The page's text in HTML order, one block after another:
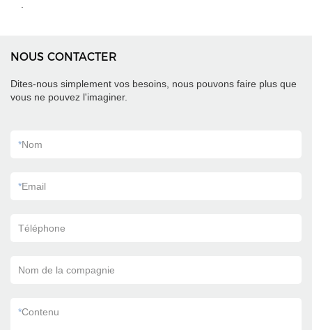
NOUS CONTACTER
Dites-nous simplement vos besoins, nous pouvons faire plus que
vous ne pouvez l'imaginer.
*Nom
*Email
Téléphone
Nom de la compagnie
*Contenu